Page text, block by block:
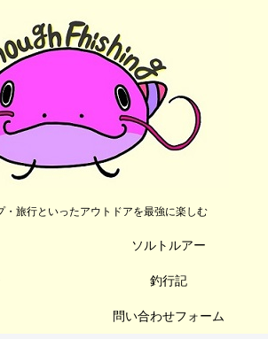
・旅行といったアウトドアを最強に楽しむ
ソルトルアー
釣行記
問い合わせフォーム